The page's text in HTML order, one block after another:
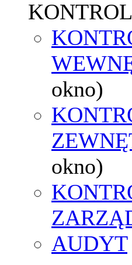
okno)
okno)
AUDYT